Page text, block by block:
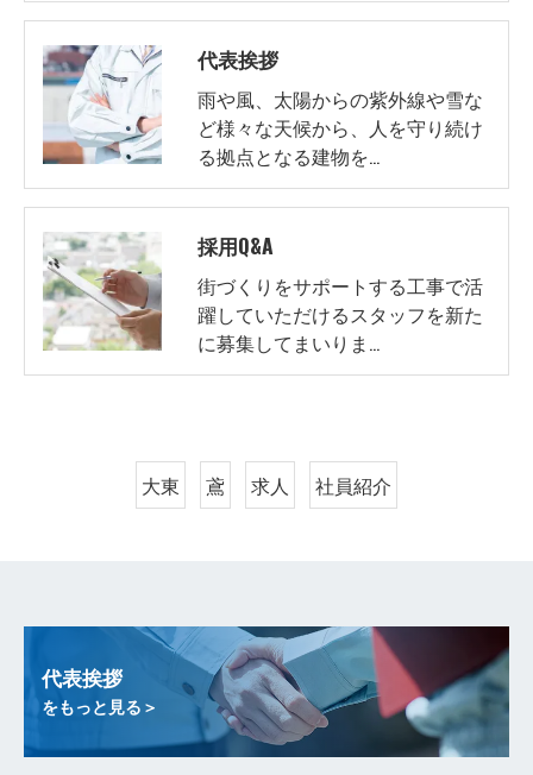
代表挨拶
雨や風、太陽からの紫外線や雪な
ど様々な天候から、人を守り続け
る拠点となる建物を…
採用Q&A
街づくりをサポートする工事で活
躍していただけるスタッフを新た
に募集してまいりま…
大東 鳶 求人 社員紹介
代表挨拶
をもっと見る＞